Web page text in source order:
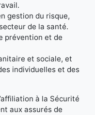
gestion du risque,
de la santé.
prévention et de
et sociale, et
individuelles et des
à la Sécurité
aux assurés de